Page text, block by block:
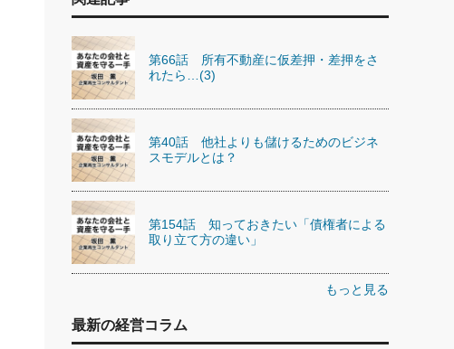
第66話 所有不動産に仮差押・差押をさ
れたら…(3)
第40話 他社よりも儲けるためのビジネ
スモデルとは？
第154話 知っておきたい「債権者による
取り立て方の違い」
もっと見る
最新の経営コラム